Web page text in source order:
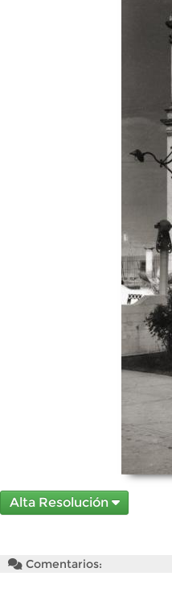
Alta Resolución
Comentarios: